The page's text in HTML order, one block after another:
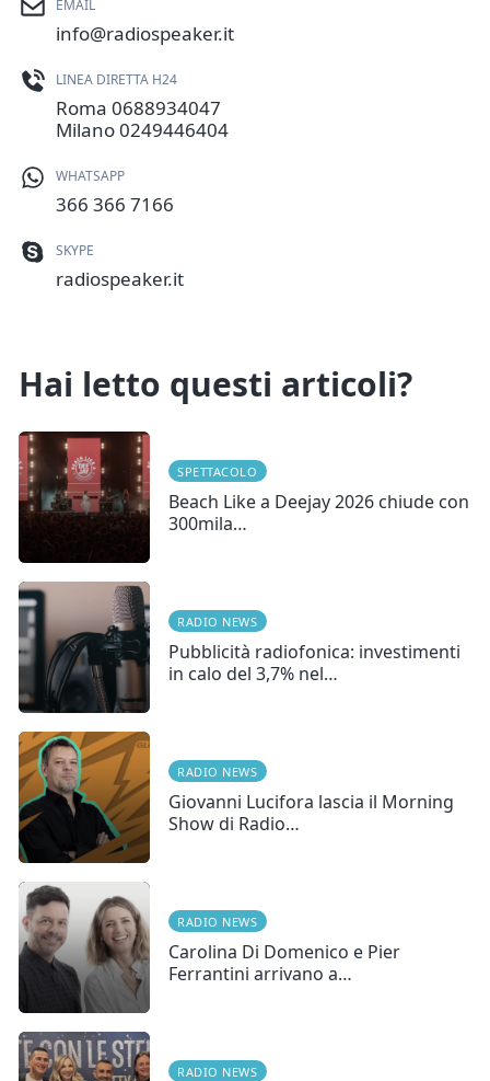
EMAIL
info@radiospeaker.it
LINEA DIRETTA H24
Roma 0688934047
Milano0249446404
WHATSAPP
366 366 7166
SKYPE
radiospeaker.it
Hai letto questi articoli?
SPETTACOLO
Beach Like a Deejay 2026 chiude con
300mila…
RADIO NEWS
Pubblicità radiofonica: investimenti
in calo del 3,7% nel…
RADIO NEWS
Giovanni Lucifora lascia il Morning
Show di Radio…
RADIO NEWS
Carolina Di Domenico e Pier
Ferrantini arrivano a…
RADIO NEWS